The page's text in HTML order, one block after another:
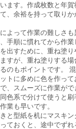
ます。作成枚数と年
、余裕を持って取り
よって作業の難しさ
手順に慣れてから作業
出すために、重ね塗
すが、重ね塗りする
のもポイントです。
トに多めに色を作っ
、スムーズに作業がで
色系で分けて使うと
業も早いです。
と型紙を机にマスキ
ておくと、途中でずれ